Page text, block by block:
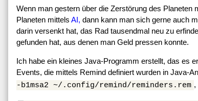
Wenn man gestern über die Zerstörung des Planeten
Planeten mittels AI, dann kann man sich gerne auch
darin versenkt hat, das Rad tausendmal neu zu
gefunden hat, aus denen man Geld pressen konnte.
Ich habe ein kleines Java-Programm erstellt, das es
Events, die mittels Remind definiert wurden in Java-
-b1msa2 ~/.config/remind/reminders.rem ,